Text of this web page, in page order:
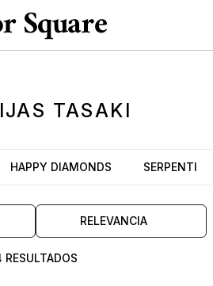
TASAKI
HAPPY DIAMONDS SERPENTI
RELEVANCIA
RESULTADOS